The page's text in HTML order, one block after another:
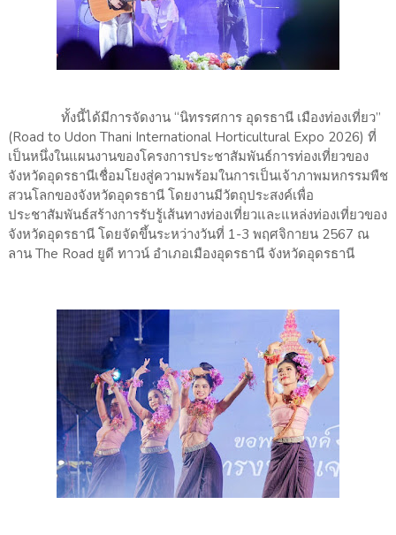
ทั้งนี้ได้มีการจัดงาน “นิทรรศการ อุดรธานี เมืองท่องเที่ยว”
(Road to Udon Thani International Horticultural Expo 2026) ที่
เป็นหนึ่งในแผนงานของโครงการประชาสัมพันธ์การท่องเที่ยวของ
จังหวัดอุดรธานีเชื่อมโยงสู่ความพร้อมในการเป็นเจ้าภาพมหกรรมพืช
สวนโลกของจังหวัดอุดรธานี โดยงานมีวัตถุประสงค์เพื่อ
ประชาสัมพันธ์สร้างการรับรู้เส้นทางท่องเที่ยวและแหล่งท่องเที่ยวของ
จังหวัดอุดรธานี โดยจัดขึ้นระหว่างวันที่ 1-3 พฤศจิกายน 2567 ณ
ลาน The Road ยูดี ทาวน์ อำเภอเมืองอุดรธานี จังหวัดอุดรธานี